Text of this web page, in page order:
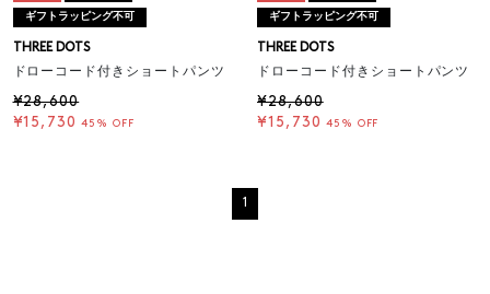
ギフトラッピング不可
THREE DOTS
ドローコード付きショートパンツ
¥28,600
¥15,730 45% OFF
ギフトラッピング不可
THREE DOTS
ドローコード付きショートパンツ
¥28,600
¥15,730 45% OFF
1